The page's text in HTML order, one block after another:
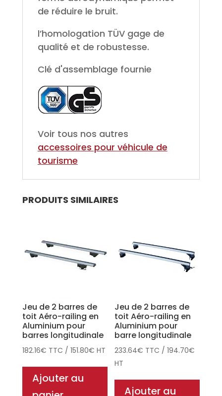
de réduire le bruit.
l’homologation TÜV gage de
qualité et de robustesse.
Clé d'assemblage fournie
Voir tous nos autres
accessoires pour véhicule de
tourisme
PRODUITS SIMILAIRES
Jeu de 2 barres de
toit Aéro-railing en
Aluminium pour
barres longitudinale
182.16€ TTC / 151.80€ HT
Ajouter au
Jeu de 2 barres de
toit Aéro-railing en
Aluminium pour
barre longitudinale
233.64€ TTC /194.70€
HT
Ajouter au